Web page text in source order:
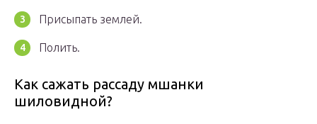
Присыпать землей.
Полить.
Как сажать рассаду мшанки
шиловидной?